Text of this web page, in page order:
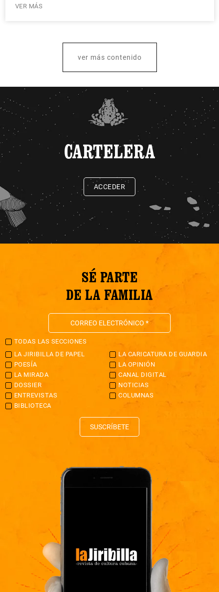
VER MÁS
ver más contenido
CARTELERA
ACCEDER
SÉ PARTE
DE LA FAMILIA
TODAS LAS SECCIONES
LA JIRIBILLA DE PAPEL
LA CARICATURA DE GUARDIA
POESÍA
LA OPINIÓN
LA MIRADA
CANAL DIGITAL
DOSSIER
NOTICIAS
ENTREVISTAS
COLUMNAS
BIBLIOTECA
SUSCRÍBETE